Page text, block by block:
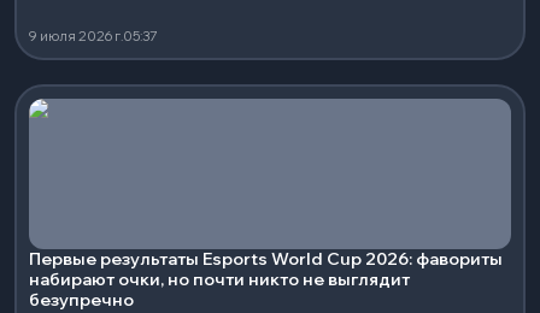
9 июля 2026 г.05:37
Первые результаты Esports World Cup 2026: фавориты
набирают очки, но почти никто не выглядит
безупречно